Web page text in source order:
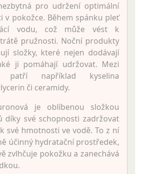
pro udržení optimální
v pokožce. Během spánku pleť
vodu, což může vést k
pružnosti. Noční produkty
složky, které nejen dodávají
ji pomáhají udržovat. Mezi
například kyselina
či ceramidy.
je oblíbenou složkou
díky své schopnosti zadržovat
své hmotnosti ve vodě. To z ní
účinný hydratační prostředek,
zvlhčuje pokožku a zanechává